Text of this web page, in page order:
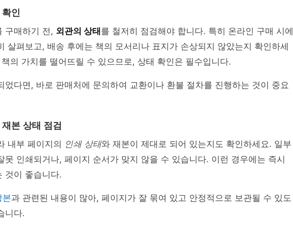
인
구매하기 전, 외관의 상태 를 철저히 점검해야 합니다. 특히 온라인 구매 시에
살펴보고, 배송 후에는 책의 모서리나 표지가 손상되지 않았는지 확인하세
의 가치를 떨어뜨릴 수 있으므로, 상태 확인은 필수입니다.
었다면, 바로 판매처에 문의하여 교환이나 환불 절차를 진행하는 것이 중요
본 상태 점검
내부 페이지의 인쇄 상태와 재본이 제대로 되어 있는지도 확인하세요. 일부
못 인쇄되거나, 페이지 순서가 맞지 않을 수 있습니다. 이런 경우에는 즉시
것이 좋습니다.
본과 관련된 내용이 많아, 페이지가 잘 묶여 있고 안정적으로 보관될 수 있도
니다.